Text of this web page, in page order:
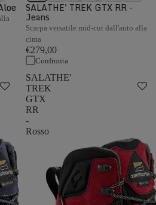
SALATHE' TREK GTX RR -
Jeans
Scarpa versatile mid-cut dall'auto alla
cima
€279,00
Confronta
SALATHE'
TREK
GTX
RR
-
Rosso